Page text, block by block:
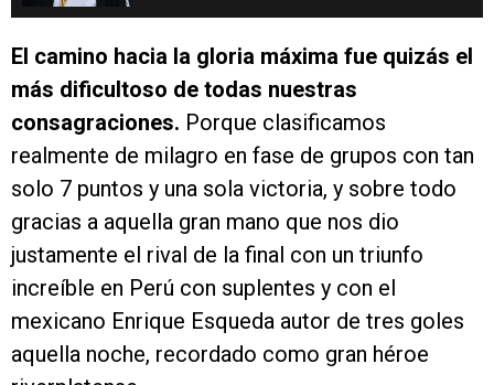
El camino hacia la gloria máxima fue quizás el
más dificultoso de todas nuestras
consagraciones. Porque clasificamos
realmente de milagro en fase de grupos con tan
solo 7 puntos y una sola victoria, y sobre todo
gracias a aquella gran mano que nos dio
justamente el rival de la final con un triunfo
increíble en Perú con suplentes y con el
mexicano Enrique Esqueda autor de tres goles
aquella noche, recordado como gran héroe